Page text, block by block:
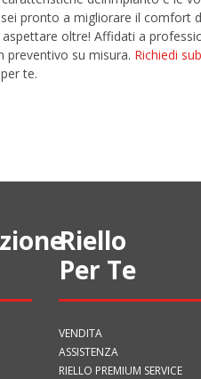
pronto a migliorare il comfort
oltre! Affidati a
preventivo su misura. Richiedi
te.
Riello
Per Te
VENDITA
ASSISTENZA
RIELLO PREMIUM SERVICE